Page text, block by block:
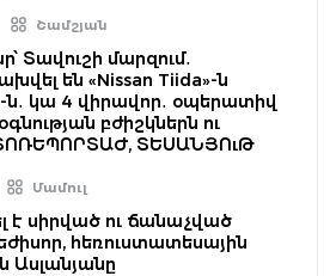
Շամշյան
Տավուշի մարզում․
են «Nissan Tiida»-ն
ն․ կա 4 վիրավոր․ օպերատիվ
բժիշկներն ու
ՏԵՍԱՆՅՈւԹ
Մամուլ
է սիրված ու ճանաչված
հեռուստատեսային
Ասլանյանը